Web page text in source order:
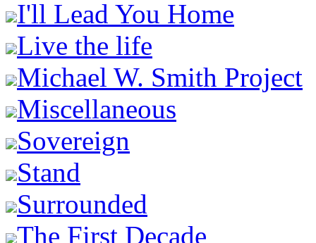
I'll Lead You Home
Live the life
Michael W. Smith Project
Miscellaneous
Sovereign
Stand
Surrounded
The First Decade